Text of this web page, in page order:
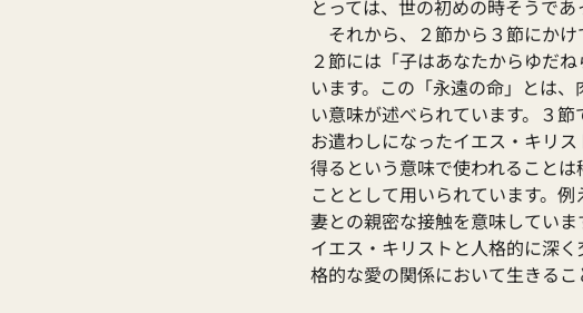
とっては、世の初めの時そうで
それから、２節から３節にかけ
２節には「子はあなたからゆだ
います。この「永遠の命」とは
い意味が述べられています。３
お遣わしになったイエス・キリ
得るという意味で使われること
こととして用いられています。
妻との親密な接触を意味してい
イエス・キリストと人格的に深
格的な愛の関係において生きる